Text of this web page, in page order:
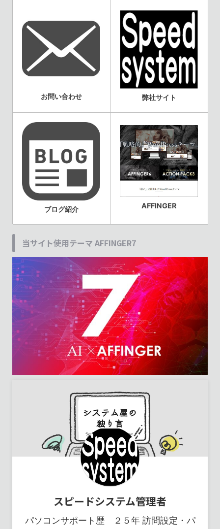
お問い合わせ 弊社サイト
ブログ紹介 AFFINGER
当サイト使用テーマ AFFINGER7
スピードシステム管理者
パソコンサポート歴 ２５年 訪問設定・パ